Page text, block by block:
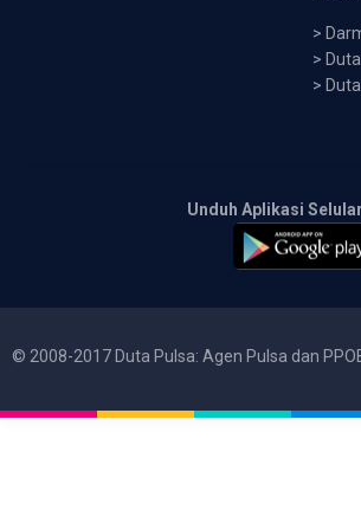
>
>
>
Unduh Aplikasi
© 2008-2017 Duta Pulsa: Agen Pulsa dan